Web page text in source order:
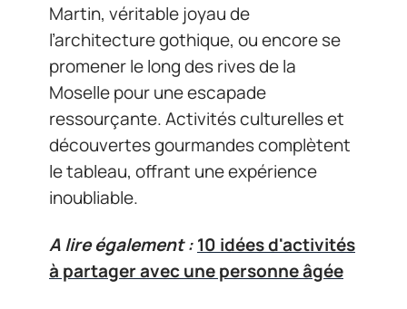
Martin, véritable joyau de
l’architecture gothique, ou encore se
promener le long des rives de la
Moselle pour une escapade
ressourçante. Activités culturelles et
découvertes gourmandes complètent
le tableau, offrant une expérience
inoubliable.
A lire également :10 idées d'activités
à partager avec une personne âgée